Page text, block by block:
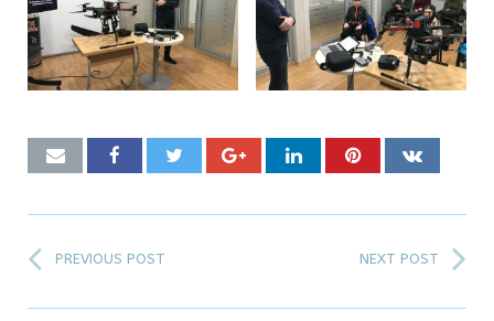
PREVIOUS POST NEXT POST